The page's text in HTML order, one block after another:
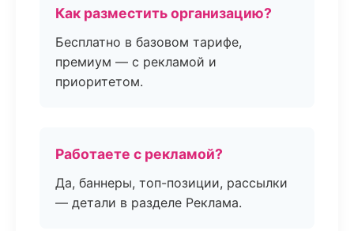
Как разместить организацию?
Бесплатно в базовом тарифе,
премиум — с рекламой и
приоритетом.
Работаете с рекламой?
Да, баннеры, топ-позиции, рассылки
— детали в разделе Реклама.